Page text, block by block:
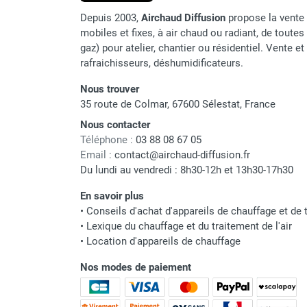
Parasol chauffant et radiant
infrarouge sur mât
Parasol chauffant à gaz
Parasol chauffant et radiant sur
mât électrique
Chauffe terrasse aux pellets
plafond
Chauffage radiant électrique
Chauffage Infrarouge électrique fixe
Lustre infrarouge électrique
suspendu
Réglette et cassette rayonnante
Chauffage tube radiant et radiant
lumineux au gaz
Chauffage radiant tube suspendu
au gaz
Depuis 2003, Airchaud Diffusion propose la
mobiles et fixes, à air chaud ou radiant, de
gaz) pour atelier, chantier ou résidentiel. Vente
rafraichisseurs, déshumidificateurs.
Nous trouver
35 route de Colmar, 67600 Sélestat, France
Nous contacter
Téléphone : 03 88 08 67 05
Email : contact@airchaud-diffusion.fr
Du lundi au vendredi : 8h30-12h et 13h30-17h30
En savoir plus
• Conseils d'achat d'appareils de chauffage et de
• Lexique du chauffage et du traitement de l'air
• Location d'appareils de chauffage
Nos modes de paiement